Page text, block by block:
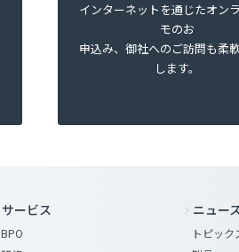
インターネットを通じたオン
モのお
申込み、御社へのご訪問も柔
します。
サービス
BPO
ニュー
トピック